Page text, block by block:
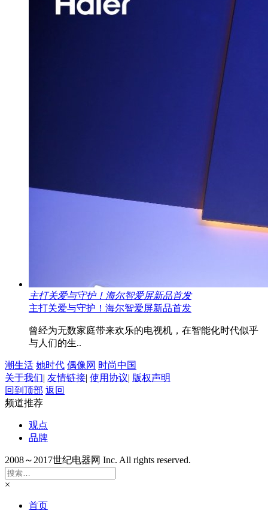
主打关爱与守护！海尔智爱屏新品首发
主打关爱与守护！海尔智爱屏新品首发
曾经为无数家庭带来欢乐的电视机，在智能化时代似乎
与人们的生..
潮生活 她时代 偶像网 时尚中国
关于我们 友情链接 使用协议 版权声明
回到顶部 返回
频道推荐
观点
品牌
2008～2017世纪电器网 Inc. All rights reserved.
×
首页